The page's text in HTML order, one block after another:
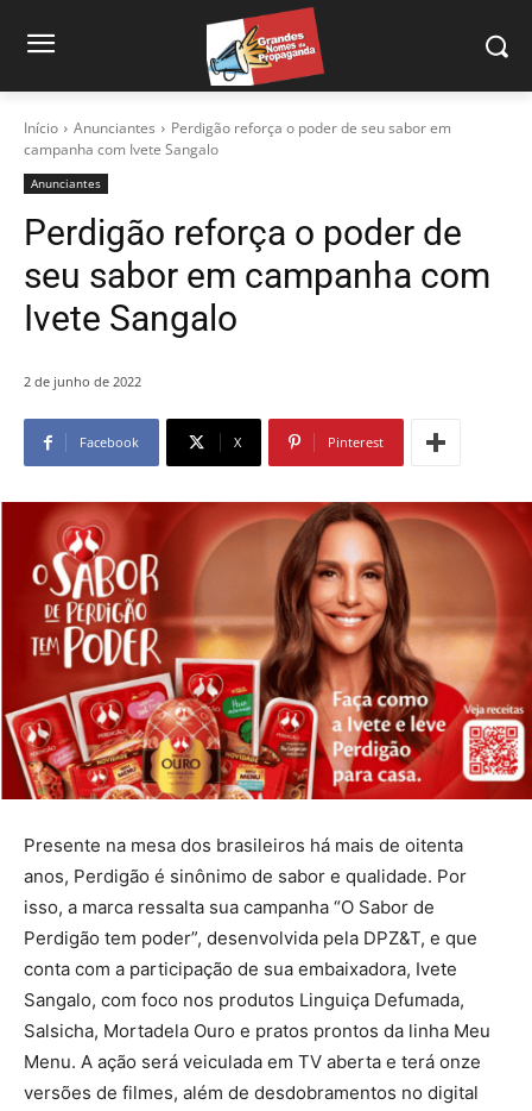
Início Anunciantes
Perdigão reforça o poder de seu sabor em
campanha com Ivete Sangalo
Anunciantes
Perdigão reforça o poder de
seu sabor em campanha com
Ivete Sangalo
2 de junho de 2022
Facebook X Pinterest
Presente na mesa dos brasileiros há mais de oitenta
anos, Perdigão é sinônimo de sabor e qualidade. Por
isso, a marca ressalta sua campanha “O Sabor de
Perdigão tem poder”, desenvolvida pela DPZ&T, e que
conta com a participação de sua embaixadora, Ivete
Sangalo, com foco nos produtos Linguiça Defumada,
Salsicha, Mortadela Ouro e pratos prontos da linha Meu
Menu. A ação será veiculada em TV aberta e terá onze
versões de filmes, além de desdobramentos no digital